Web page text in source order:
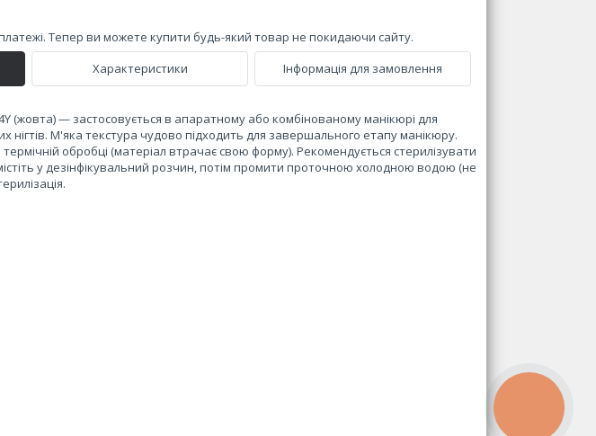
платежі. Тепер ви можете купити будь-який товар не покидаючи сайту.
Характеристики Інформація для замовлення
(жовта) — застосовується в апаратному або комбінованому манікюрі для
нігтів. М'яка текстура чудово підходить для завершального етапу манікюру.
обробці (матеріал втрачає свою форму). Рекомендується стерилізувати
у дезінфікувальний розчин, потім промити проточною холодною водою (не